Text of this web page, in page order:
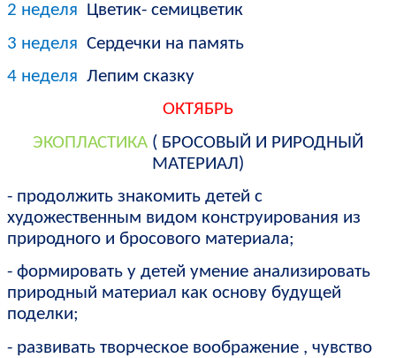
2 неделя Цветик- семицветик
3 неделя Сердечки на память
4 неделя Лепим сказку
ОКТЯБРЬ
ЭКОПЛАСТИКА ( БРОСОВЫЙ И РИРОДНЫЙ
МАТЕРИАЛ)
- продолжить знакомить детей с
художественным видом конструирования из
природного и бросового материала;
- формировать у детей умение анализировать
природный материал как основу будущей
поделки;
- развивать творческое воображение , чувство